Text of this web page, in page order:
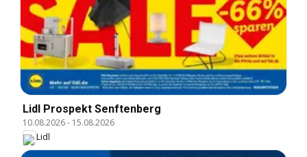
Lidl Prospekt Senftenberg
10.08.2026- 15.08.2026
Lidl